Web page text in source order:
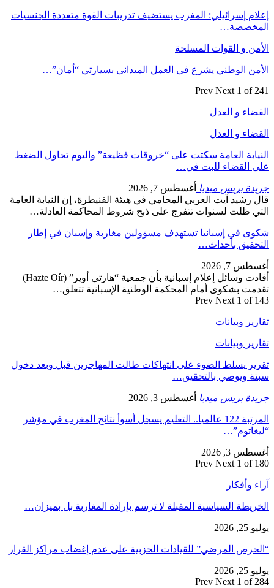
إعلام إسرائيلي: المغرب يستضيف تدريبات القوة متعددة الجنسيات
المخصصة…
الأمن و القوات المسلحة
الأمن الوطني يشرع في العمل الميداني بسيارتي “أمان”…
Prev Next 1 of 241
القضاء و العدل
القضاء و العدل
النيابة العامة سكتت على “خروقات فظيعة” واليوم تحاول الضغط
على القضاء للبت في…
جريدة بريس ميديا أغسطس 7, 2026
قال رشيد آيت العربي المحامي في هيئة القنيطرة، إن النيابة العامة
التي ظلت لسنوات تتفرج على ذبح شروط المحاكمة العادلة…
شكوى في إسبانيا تستهدف مسؤولين مغاربة وإسبان في إطار
التحقيق بأحداث…
أغسطس 7, 2026
أفادت وسائل إعلام إسبانية بأن جمعية “هازتي أوير” (Hazte Oír)
تقدمت بشكوى أمام المحكمة الوطنية الإسبانية تتعلق…
Prev Next 1 of 143
تقارير وبيانات
تقارير وبيانات
تقرير يسلط الضوء على انتهاكات طالت المهاجرين قبل وبعد دخول
سبتة ويوصي بالتحقيق…
جريدة بريس ميديا أغسطس 3, 2026
المرتبة 122 عالميا.. التعليم يسجل أسوأ نتائج المغرب في مؤشر
“ليغاتوم”…
أغسطس 3, 2026
Prev Next 1 of 180
آراء وأفكار
الخريطة السياسية المقبلة لا ترسم بإرادة المغاربة بل بميزان…
يوليو 25, 2026
“الحرص المرضي” للقيادات الحزبية على عدم إغضاب مراكز القرار
يوليو 25, 2026
Prev Next 1 of 284